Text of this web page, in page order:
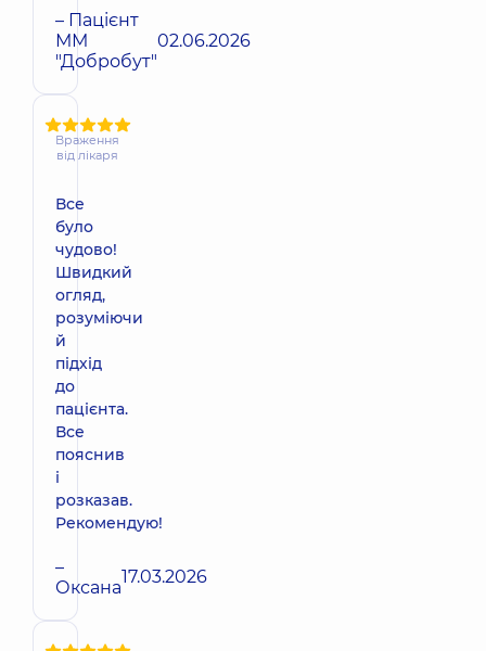
– Пацієнт
ММ
"Добробут"
02.06.2026
Враження
від лікаря
Все
було
чудово!
Швидкий
огляд,
розуміючи
й
підхід
до
пацієнта.
Все
пояснив
і
розказав.
Рекомендую!
–
Оксана17.03.2026